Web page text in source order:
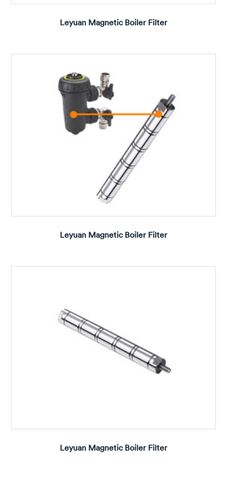
Leyuan Magnetic Boiler Filter
Leyuan Magnetic Boiler Filter
Leyuan Magnetic Boiler Filter